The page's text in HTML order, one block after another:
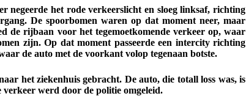
negeerde het rode verkeerslicht en sloeg linksaf, richting
De spoorbomen waren op dat moment neer, maar
de rijbaan voor het tegemoetkomende verkeer op, waar
zijn. Op dat moment passeerde een intercity richting
de auto met de voorkant volop tegenaan botste.
het ziekenhuis gebracht. De auto, die totall loss was, is
werd door de politie omgeleid.